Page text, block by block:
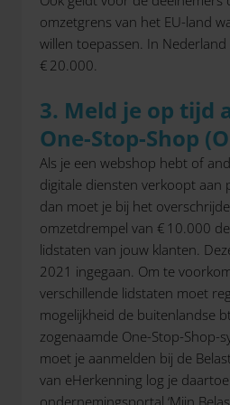
omzetgrens van het EU-land
willen toepassen. In
€ 20.000.
3. Meld je op tijd
One-Stop-Shop
Als je een webshop hebt of
digitale diensten verkoopt aan
dan moet je bij het
omzetdrempel van € 10.000
lidstaten van jouw klanten.
2021 ingegaan. Om te
verschillende lidstaten moet
mogelijkheid de buitenlandse
zogenaamde One-Stop-Shop-
moet je aanmelden bij de
van eHerkenning log je
ondernemingsportal ‘Mijn